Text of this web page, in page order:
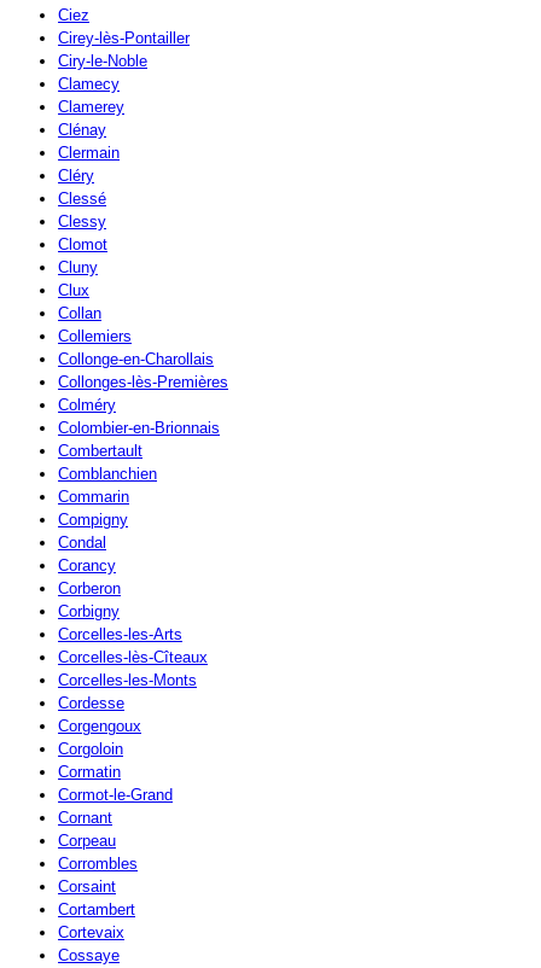
Ciez
Cirey-lès-Pontailler
Ciry-le-Noble
Clamecy
Clamerey
Clénay
Clermain
Cléry
Clessé
Clessy
Clomot
Cluny
Clux
Collan
Collemiers
Collonge-en-Charollais
Collonges-lès-Premières
Colméry
Colombier-en-Brionnais
Combertault
Comblanchien
Commarin
Compigny
Condal
Corancy
Corberon
Corbigny
Corcelles-les-Arts
Corcelles-lès-Cîteaux
Corcelles-les-Monts
Cordesse
Corgengoux
Corgoloin
Cormatin
Cormot-le-Grand
Cornant
Corpeau
Corrombles
Corsaint
Cortambert
Cortevaix
Cossaye